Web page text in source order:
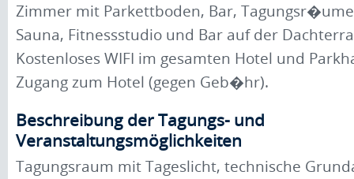
Zimmer mit Parkettboden, Bar,
Sauna, Fitnessstudio und Bar auf der
Kostenloses WIFI im gesamten Hotel und
Zugang zum Hotel (gegen Geb�hr).
Beschreibung der Tagungs- und
Veranstaltungsmöglichkeiten
Tagungsraum mit Tageslicht, technische